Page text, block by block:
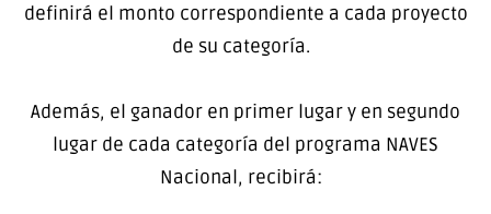
definirá el monto correspondiente a cada proyecto
de su categoría.
Además, el ganador en primer lugar y en segundo
lugar de cada categoría del programa NAVES
Nacional, recibirá: